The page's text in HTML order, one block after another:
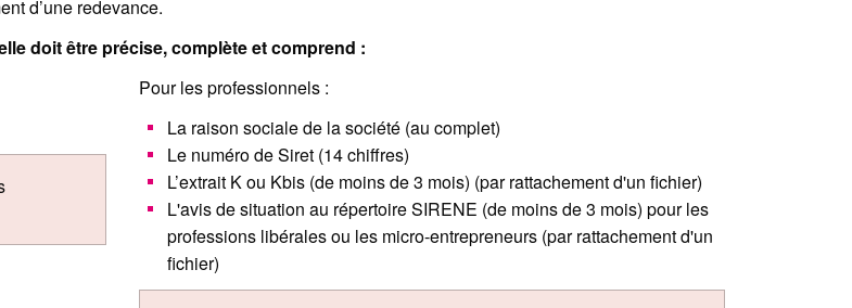
d’une redevance.
doit être précise, complète et comprend :
Pour les professionnels :
La raison sociale de la société (au complet)
Le numéro de Siret (14 chiffres)
L’extrait K ou Kbis (de moins de 3 mois) (par rattachement d'un fichier)
L'avis de situation au répertoire SIRENE (de moins de 3 mois) pour les
professions libérales ou les micro-entrepreneurs (par rattachement d'un
fichier)